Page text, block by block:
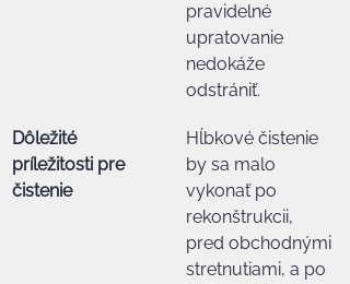
pravidelné
upratovanie
nedokáže
odstrániť.
Dôležité
príležitosti pre
čistenie
Hĺbkové čistenie
by sa malo
vykonať po
rekonštrukcii,
pred obchodnými
stretnutiami, a po